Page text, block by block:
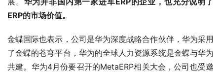
ERP的市场价值。
金蝶国际也表示，公司是华为深度战略合作伙伴，华为采用
了金蝶的苍穹平台，华为的全球人力资源系统是金蝶与华为
共建。华为4月份要召开的MetaERP相关大会，公司也受邀